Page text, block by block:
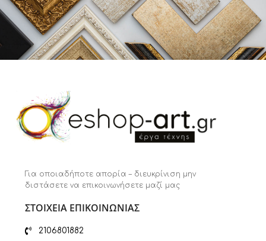
Για οποιαδήποτε απορία – διευκρίνιση μην
διστάσετε να επικοινωνήσετε μαζί μας
ΣΤΟΙΧΕΙΑ ΕΠΙΚΟΙΝΩΝΙΑΣ
2106801882